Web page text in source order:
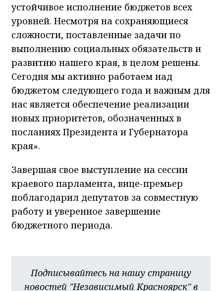
устойчивое исполнение бюджетов всех
уровней. Несмотря на сохраняющиеся
сложности, поставленные задачи по
выполнению социальных обязательств и
развитию нашего края, в целом решены.
Сегодня мы активно работаем над
бюджетом следующего года и важным для
нас является обеспечение реализации
новых приоритетов, обозначенных в
посланиях Президента и Губернатора
края».
Завершая свое выступление на сессии
краевого парламента, вице-премьер
поблагодарил депутатов за совместную
работу и уверенное завершение
бюджетного периода.
Подписывайтесь на нашу страницу
новостей "Независимый Красноярск" в